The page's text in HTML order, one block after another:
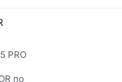
PRO
по